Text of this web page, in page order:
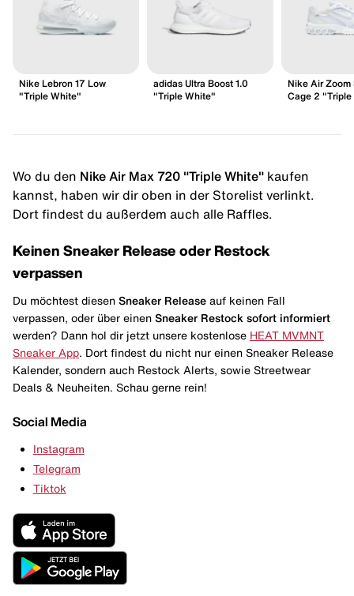
Nike Lebron 17 Low
"Triple White"
adidas Ultra Boost 1.0
"Triple White"
Nike Air Zoom
Cage 2
Wo du den Nike Air Max 720 "Triple White" kaufen
kannst, haben wir dir oben in der Storelist verlinkt.
Dort findest du außerdem auch alle Raffles.
Keinen Sneaker Release oder Restock
verpassen
Du möchtest diesen Sneaker Release auf keinen Fall
verpassen, oder über einen Sneaker Restock sofort informiert
werden? Dann hol dir jetzt unsere kostenlose HEAT MVMNT
Sneaker App . Dort findest du nicht nur einen Sneaker Release
Kalender, sondern auch Restock Alerts, sowie Streetwear
Deals & Neuheiten. Schau gerne rein!
Social Media
Instagram
Telegram
Tiktok